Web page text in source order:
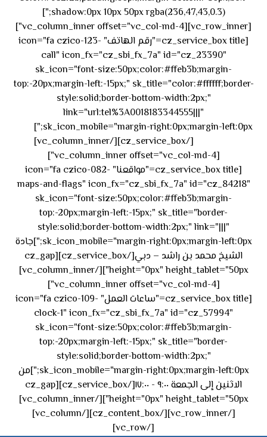
shadow:0px 10px 50px rgba(236,47,43,0.3);"]
[vc_row_inner][vc_column_inner offset="vc_col-md-4"]
[cz_service_box title="رقم الهاتف" icon="fa czico-123-
call" icon_fx="cz_sbi_fx_7a" id="cz_23390"
sk_icon="font-size:50px;color:#ffeb3b;margin-
top:-20px;margin-left:-15px;" sk_title="color:#ffffff;border-
style:solid;border-bottom-width:2px;"
link="url:tel%3A0018183344555|||"
sk_icon_mobile="margin-right:0px;margin-left:0px;"]
[/cz_service_box][/vc_column_inner]
[vc_column_inner offset="vc_col-md-4"]
[cz_service_box title="مواقعنا" icon="fa czico-082-
maps-and-flags" icon_fx="cz_sbi_fx_7a" id="cz_84218"
sk_icon="font-size:50px;color:#ffeb3b;margin-
top:-20px;margin-left:-15px;" sk_title="border-
style:solid;border-bottom-width:2px;" link="|||"
sk_icon_mobile="margin-right:0px;margin-left:0px;"]جادة
الشيخ محمد بن راشد – دبي[/cz_service_box][cz_gap
height="0px" height_tablet="50px"][/vc_column_inner]
[vc_column_inner offset="vc_col-md-4"]
[cz_service_box title="ساعات العمل" icon="fa czico-109-
clock-1" icon_fx="cz_sbi_fx_7a" id="cz_57994"
sk_icon="font-size:50px;color:#ffeb3b;margin-
top:-20px;margin-left:-15px;" sk_title="border-
style:solid;border-bottom-width:2px;"
sk_icon_mobile="margin-right:0px;margin-left:0px;"]من
الاثنين إلى الجمعة ٩:٠٠ - ١٧:٠٠[/cz_service_box][cz_gap
height="0px" height_tablet="50px"][/vc_column_inner]
[/vc_row_inner][/cz_content_box][/vc_column]
[/vc_row]